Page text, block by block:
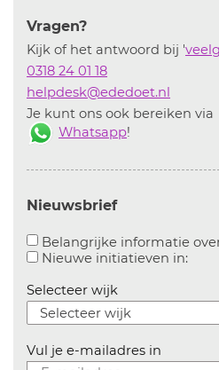
Vragen?
Kijk of het antwoord bij '
0318 24 01 18
helpdesk@ededoet.nl
Je kunt ons ook bereiken via
Whatsapp!
Nieuwsbrief
Belangrijke informatie
Nieuwe initiatieven in:
Selecteer wijk
Vul je e-mailadres in